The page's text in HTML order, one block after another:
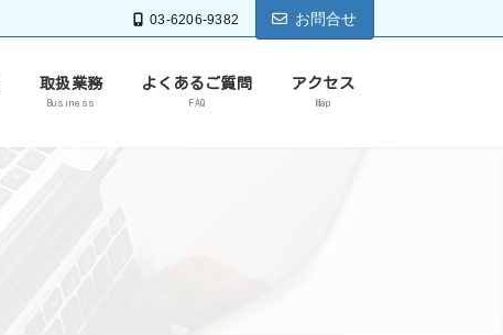
03-6206-9382 お問合せ
取扱業務
Business
よくあるご質問
FAQ
アクセス
Map